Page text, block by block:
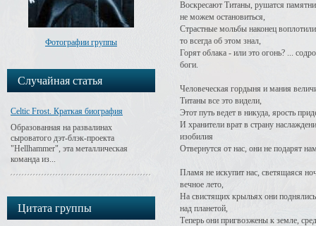
Фотографии группы
Случайная статья
Celtic Frost. Краткая биография
Образованная на развалинах
сыроватого дэт-блэк-проекта
"Hellhammer", эта металлическая
команда из...
Цитата группы
Воскресают Титаны, рушатся
не можем остановиться,
Страстные мольбы наконец
то всегда об этом знал,
Горят облака - или это огонь? ...
боги.
Человеческая гордыня и мания
Титаны все это видели,
Этот путь ведет в никуда, ярость
И хранители врат в страну
изобилия
Отвернутся от нас, они не подарят
Пламя не искупит нас, светящаяся
вечное лето,
На свистящих крыльях они
над планетой,
Теперь они пригвозжены к земле,